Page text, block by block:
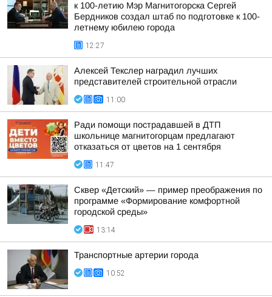
к 100-летию Мэр Магнитогорска Сергей
Бердников создал штаб по подготовке к 100-
летнему юбилею города
12:27
Алексей Текслер наградил лучших
представителей строительной отрасли
11:00
Ради помощи пострадавшей в ДТП
школьнице магнитогорцам предлагают
отказаться от цветов на 1 сентября
11:47
Сквер «Детский» — пример преображения по
программе «Формирование комфортной
городской среды»
13:14
Транспортные артерии города
10:52